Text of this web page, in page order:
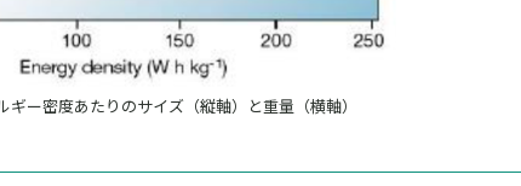
ギー密度あたりのサイズ（縦軸）と重量（横軸）